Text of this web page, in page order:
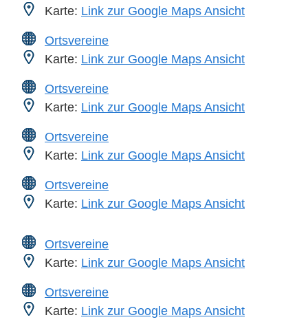
Karte: Link zur Google Maps Ansicht
Ortsvereine
Karte: Link zur Google Maps Ansicht
Ortsvereine
Karte: Link zur Google Maps Ansicht
Ortsvereine
Karte: Link zur Google Maps Ansicht
Ortsvereine
Karte: Link zur Google Maps Ansicht
Ortsvereine
Karte: Link zur Google Maps Ansicht
Ortsvereine
Karte: Link zur Google Maps Ansicht